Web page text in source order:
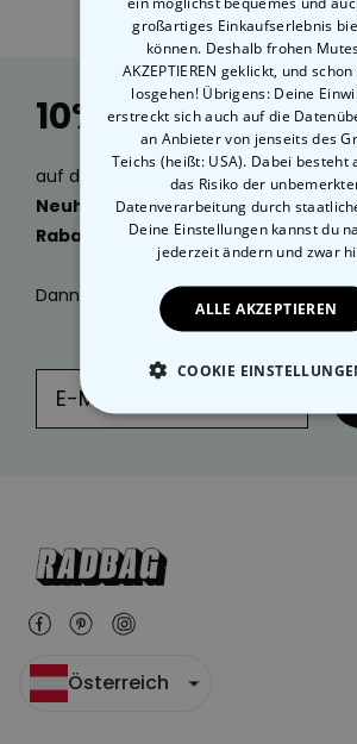
10% Rabatt
auf deine nächste Bestellung, sowie
Neuheiten, geniale
Rabatte
gefällig?
Dann melde dich jetzt
Österreich
großartiges Einkaufserlebnis
können. Deshalb frohen
AKZEPTIEREN geklickt, und
losgehen! Übrigens: Deine
erstreckt sich auch auf die
an Anbieter von jenseits des
Teichs (heißt: USA). Dabei besteht
das Risiko der
Datenverarbeitung durch
Deine Einstellungen kannst du
jederzeit ändern und zwar
ALLE AKZEPTIEREN
COOKIE
ESSENTIELL